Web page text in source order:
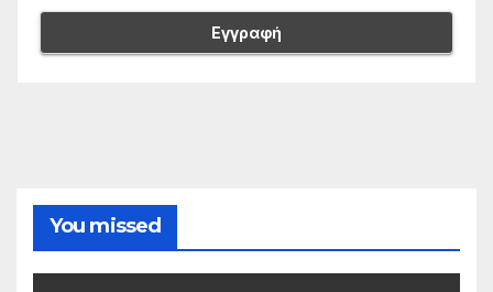
You missed